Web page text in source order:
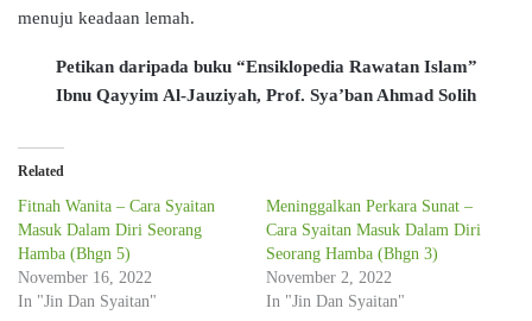
menuju keadaan lemah.
Petikan daripada buku “Ensiklopedia Rawatan Islam”
Ibnu Qayyim Al-Jauziyah, Prof. Sya’ban Ahmad Solih
Related
Fitnah Wanita – Cara Syaitan
Masuk Dalam Diri Seorang
Hamba (Bhgn 5)
November 16, 2022
In "Jin Dan Syaitan"
Meninggalkan Perkara Sunat –
Cara Syaitan Masuk Dalam Diri
Seorang Hamba (Bhgn 3)
November 2, 2022
In "Jin Dan Syaitan"